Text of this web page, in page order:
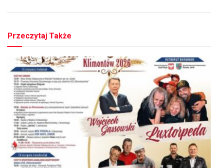
Przeczytaj Także